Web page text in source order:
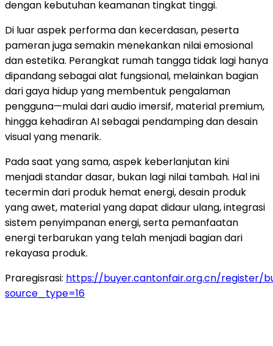
dengan kebutuhan keamanan tingkat tinggi.
Di luar aspek performa dan kecerdasan, peserta
pameran juga semakin menekankan nilai emosional
dan estetika. Perangkat rumah tangga tidak lagi hanya
dipandang sebagai alat fungsional, melainkan bagian
dari gaya hidup yang membentuk pengalaman
pengguna—mulai dari audio imersif, material premium,
hingga kehadiran AI sebagai pendamping dan desain
visual yang menarik.
Pada saat yang sama, aspek keberlanjutan kini
menjadi standar dasar, bukan lagi nilai tambah. Hal ini
tecermin dari produk hemat energi, desain produk
yang awet, material yang dapat didaur ulang, integrasi
sistem penyimpanan energi, serta pemanfaatan
energi terbarukan yang telah menjadi bagian dari
rekayasa produk.
Praregisrasi: https://buyer.cantonfair.org.cn/register/
source_type=16